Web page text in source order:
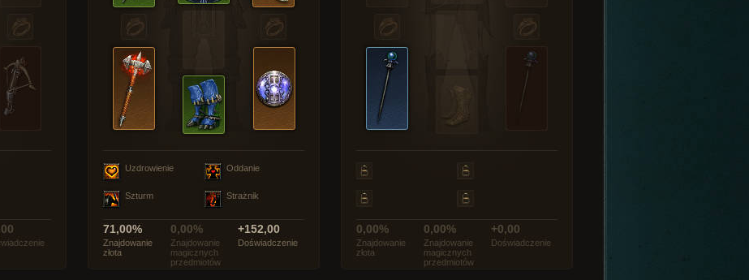
Uzdrowienie Oddanie
Szturm Strażnik
71,00%
Znajdowanie
złota
0,00%
Znajdowanie
magicznych
przedmiotów
+152,00
Doświadczenie
0,00%
Znajdowanie
złota
0,00%
Znajdowanie
magicznych
przedmiotów
+0,00
Doświadczenie